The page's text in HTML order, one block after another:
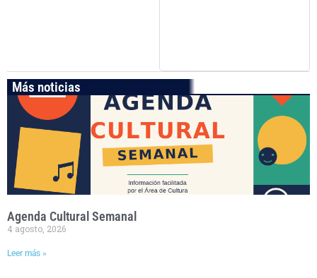
Más noticias
Agenda Cultural Semanal
4 agosto, 2026
Leer más »